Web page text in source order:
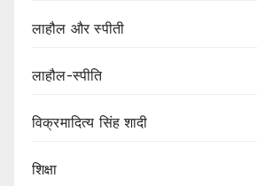
लाहौल और स्पीती
लाहौल-स्पीति
विक्रमादित्य सिंह शादी
शिक्षा